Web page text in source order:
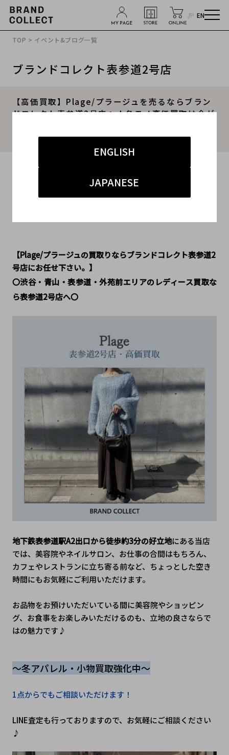
JP EN
ENGLISH
JAPANESE
TOP > イベント&ブログ一覧
ブランドコレクト表参道2号店
【高価買取】Plage/プラージュを売るならブラン
ドコレクト表参道2号店へ！冬モノ高価買取は今が
談ください！
2025.11.05
#表参道2号店 #買取
【Plage/プラージュの買取りならブランドコレクト表参道2
号店にお任せ下さい。】
〇渋谷・青山・表参道・外苑前エリアのレディース買取な
ら表参道2号店へ〇
地下鉄表参道駅A2出口から徒歩約3分の好立地にある当店
では、美容院やネイルサロン、お仕事の合間はもちろん、
カフェやレストランに立ち寄る前など、ちょっとした空き
時間にもお気軽にご利用いただけます。
お品物をお預けいただいている間に美容院やショッピン
グ、お食事をお楽しみいただけるのも、立地の良さならで
はの魅力です♪
～冬アパレル・小物買取強化中～
1点からでもご相談いただけます！
LINE査定も行っておりますので、お気軽にご相談ください
♪